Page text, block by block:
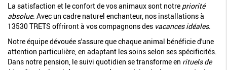
La satisfaction et le confort de vos animaux sont notre priorité
absolue. Avec un cadre naturel enchanteur, nos installations à
13530 TRETS offriront à vos compagnons des vacances idéales.
Notre équipe dévouée s'assure que chaque animal bénéficie d'une
attention particulière, en adaptant les soins selon ses spécificités.
Dans notre pension, le suivi quotidien se transforme en rituels de